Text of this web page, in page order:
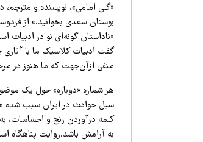
«گلی امامی»، نویسنده و مترجم،
بوستان سعدی بخوانید.» از
«ناداستان گونه‌ای نو در
گفت ادبیات کلاسیک ما با آثاری
منفی ازآن‌جهت که ما هنوز در
هر شماره «دوباره» حول یک
سیل حوادث در ایران سبب شده
کلمه درآوردن رنج و احساسات،
به آرامش باشد.روایت پناهگاه